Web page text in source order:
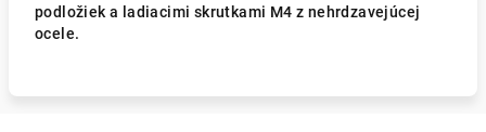
podložiek a ladiacimi skrutkami M4 z nehrdzavejúcej
ocele.